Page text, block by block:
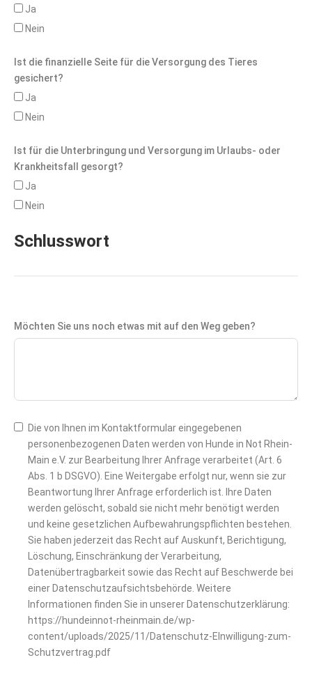
Ja
Nein
Ist die finanzielle Seite für die Versorgung des Tieres
gesichert?
Ja
Nein
Ist für die Unterbringung und Versorgung im Urlaubs- oder
Krankheitsfall gesorgt?
Ja
Nein
Schlusswort
Möchten Sie uns noch etwas mit auf den Weg geben?
Die von Ihnen im Kontaktformular eingegebenen
personenbezogenen Daten werden von Hunde in Not Rhein-
Main e.V. zur Bearbeitung Ihrer Anfrage verarbeitet (Art. 6
Abs. 1 b DSGVO). Eine Weitergabe erfolgt nur, wenn sie zur
Beantwortung Ihrer Anfrage erforderlich ist. Ihre Daten
werden gelöscht, sobald sie nicht mehr benötigt werden
und keine gesetzlichen Aufbewahrungspflichten bestehen.
Sie haben jederzeit das Recht auf Auskunft, Berichtigung,
Löschung, Einschränkung der Verarbeitung,
Datenübertragbarkeit sowie das Recht auf Beschwerde bei
einer Datenschutzaufsichtsbehörde. Weitere
Informationen finden Sie in unserer Datenschutzerklärung:
https://hundeinnot-rheinmain.de/wp-
content/uploads/2025/11/Datenschutz-EInwilligung-zum-
Schutzvertrag.pdf